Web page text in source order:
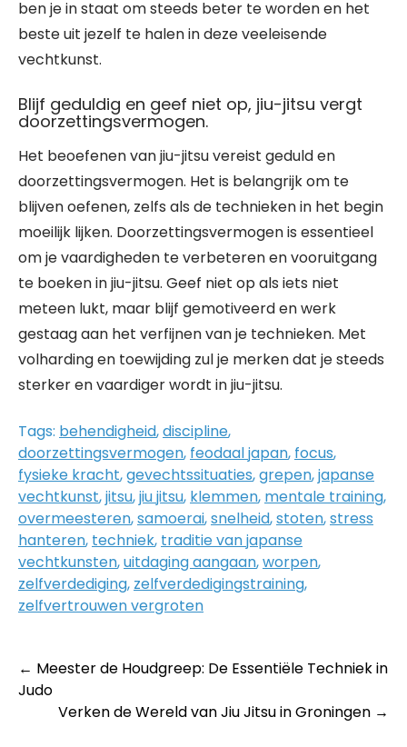
ben je in staat om steeds beter te worden en het
beste uit jezelf te halen in deze veeleisende
vechtkunst.
Blijf geduldig en geef niet op, jiu-jitsu vergt
doorzettingsvermogen.
Het beoefenen van jiu-jitsu vereist geduld en
doorzettingsvermogen. Het is belangrijk om te
blijven oefenen, zelfs als de technieken in het begin
moeilijk lijken. Doorzettingsvermogen is essentieel
om je vaardigheden te verbeteren en vooruitgang
te boeken in jiu-jitsu. Geef niet op als iets niet
meteen lukt, maar blijf gemotiveerd en werk
gestaag aan het verfijnen van je technieken. Met
volharding en toewijding zul je merken dat je steeds
sterker en vaardiger wordt in jiu-jitsu.
Tags: behendigheid,discipline,
doorzettingsvermogen, feodaal japan, focus,
fysieke kracht,gevechtssituaties,grepen,japanse
vechtkunst,jitsu,jiu jitsu, klemmen, mentale training,
overmeesteren,samoerai,snelheid,stoten,stress
hanteren, techniek, traditie van japanse
vechtkunsten,uitdaging aangaan,worpen,
zelfverdediging, zelfverdedigingstraining,
zelfvertrouwen vergroten
Post
navigation
← Meester de Houdgreep: De Essentiële Techniek in
Judo
Verken de Wereld van Jiu Jitsu in Groningen →